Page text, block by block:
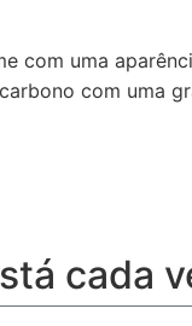
com uma
com uma
cada